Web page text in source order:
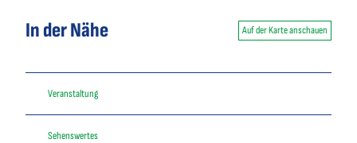
In der Nähe Auf der Karte anschauen
Veranstaltung
Sehenswertes